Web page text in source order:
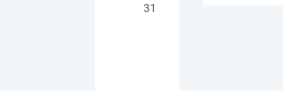
31